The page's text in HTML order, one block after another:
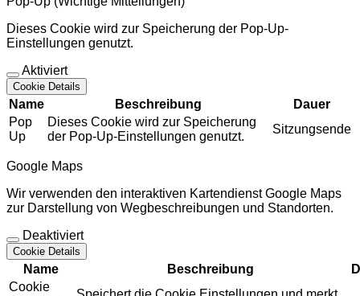
Dieses Cookie wird zur Speicherung der Pop-Up-
Einstellungen genutzt.
Aktiviert
Cookie Details
Name Beschreibung
Dauer
Pop
Up
Dieses Cookie wird zur Speicherung
der Pop-Up-Einstellungen genutzt.
Sitzungsende
Google Maps
Wir verwenden den interaktiven Kartendienst Google Maps
zur Darstellung von Wegbeschreibungen und Standorten.
Deaktiviert
Cookie Details
Name Beschreibung
Cookie